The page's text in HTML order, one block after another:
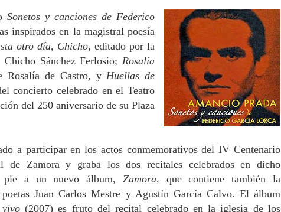
Sonetos y canciones de Federico
inspirados en la magistral poesía
otro día, Chicho, editado por la
Chicho Sánchez Ferlosio;Rosalía
Rosalía de Castro, yHuellas de
concierto celebrado en el Teatro
del 250 aniversario de su Plaza
a participar en los actos conmemorativos del IV Centenario
de Zamora y graba los dos recitales celebrados en dicho
pie a un nuevo álbum, Zamora, que contiene también la
Juan Carlos Mestre y Agustín García Calvo. El álbum
vivo(2007) es fruto del recital celebrado en la iglesia de los